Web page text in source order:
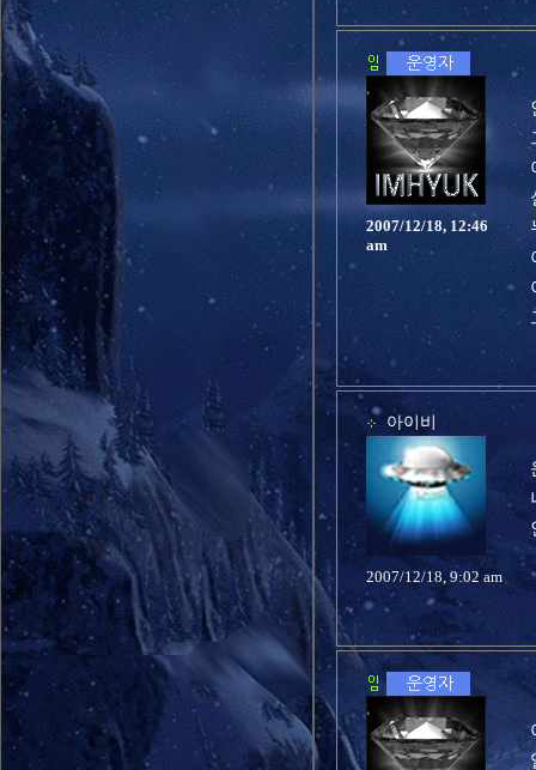
2007/12/18, 12:46
am
아이비
2007/12/18, 9:02 am